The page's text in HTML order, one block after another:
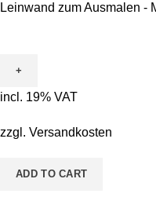
Leinwand zum Ausmalen -
incl. 19% VAT
zzgl. Versandkosten
ADD TO CART